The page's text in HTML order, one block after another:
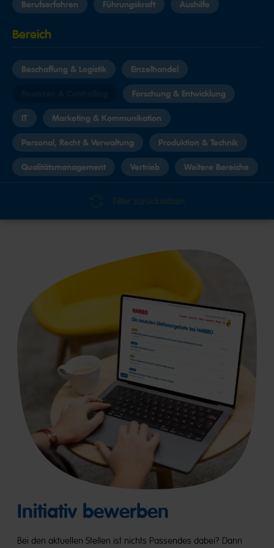
Berufserfahren Führungskraft Aushilfe
Bereich
Beschaffung & Logistik Einzelhandel
Forschung & Entwicklung
IT Marketing & Kommunikation
Personal, Recht & Verwaltung Produktion & Technik
Qualitätsmanagement Vertrieb Weitere Bereiche
Initiativ bewerben
Bei den aktuellen Stellen ist nichts Passendes dabei? Dann